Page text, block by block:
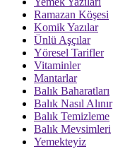
Ramazan Köşesi
Komik Yazılar
Ünlü Aşçılar
Yöresel Tarifler
Vitaminler
Mantarlar
Balık Baharatları
Balık Nasıl Alınır
Balık Temizleme
Balık Mevsimleri
Yemekteyiz